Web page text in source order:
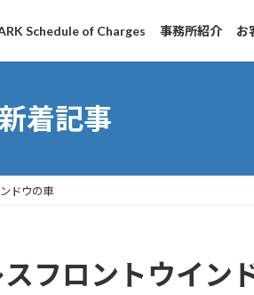
Schedule of Charges 事務所紹介 お
着記事
ドウの車
フロントウイン